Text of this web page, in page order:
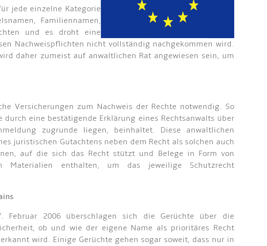
jede einzelne Kategorie
Familiennamen,
und es droht eine
Nachweispflichten nicht vollständig nachgekommen wird.
daher zumeist auf anwaltlichen Rat angewiesen sein, um
Versicherungen zum Nachweis der Rechte notwendig. So
durch eine bestätigende Erklärung eines Rechtsanwalts über
zugrunde liegen, beinhaltet. Diese anwaltlichen
juristischen Gutachtens neben dem Recht als solchen auch
auf die sich das Recht stützt und Belege in Form von
Materialien enthalten, um das jeweilige Schutzrecht
2006 überschlagen sich die Gerüchte über die
ob und wie der eigene Name als prioritäres Recht
wird. Einige Gerüchte gehen sogar soweit, dass nur in